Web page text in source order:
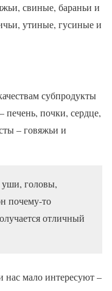
свиные, бараньи и
утиные, гусиные и
субпродукты
печень, почки, сердце,
– говяжьи и
уши, головы,
почему-то
отличный
нас мало интересуют –